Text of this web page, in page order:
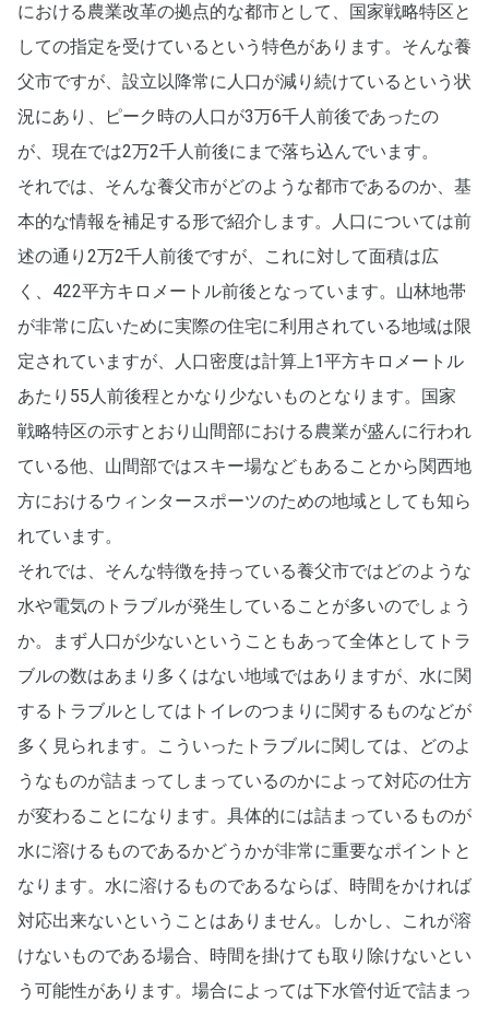
における農業改革の拠点的な都市として、国家戦略特区と
しての指定を受けているという特色があります。そんな養
父市ですが、設立以降常に人口が減り続けているという状
況にあり、ピーク時の人口が3万6千人前後であったの
が、現在では2万2千人前後にまで落ち込んでいます。
それでは、そんな養父市がどのような都市であるのか、基
本的な情報を補足する形で紹介します。人口については前
述の通り2万2千人前後ですが、これに対して面積は広
く、422平方キロメートル前後となっています。山林地帯
が非常に広いために実際の住宅に利用されている地域は限
定されていますが、人口密度は計算上1平方キロメートル
あたり55人前後程とかなり少ないものとなります。国家
戦略特区の示すとおり山間部における農業が盛んに行われ
ている他、山間部ではスキー場などもあることから関西地
方におけるウィンタースポーツのための地域としても知ら
れています。
それでは、そんな特徴を持っている養父市ではどのような
水や電気のトラブルが発生していることが多いのでしょう
か。まず人口が少ないということもあって全体としてトラ
ブルの数はあまり多くはない地域ではありますが、水に関
するトラブルとしてはトイレのつまりに関するものなどが
多く見られます。こういったトラブルに関しては、どのよ
うなものが詰まってしまっているのかによって対応の仕方
が変わることになります。具体的には詰まっているものが
水に溶けるものであるかどうかが非常に重要なポイントと
なります。水に溶けるものであるならば、時間をかければ
対応出来ないということはありません。しかし、これが溶
けないものである場合、時間を掛けても取り除けないとい
う可能性があります。場合によっては下水管付近で詰まっ